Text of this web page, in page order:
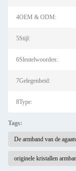
4OEM & ODM:
5Stijl:
6Sleutelwoorden:
7Gelegenheid:
8Type:
Tags:
De armband van de
originele kristallen